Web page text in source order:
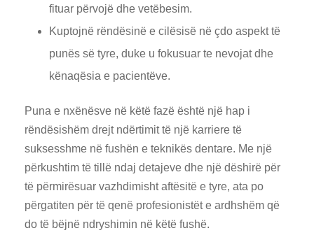
fituar përvojë dhe vetëbesim.
Kuptojnë rëndësinë e cilësisë në çdo aspekt të
punës së tyre, duke u fokusuar te nevojat dhe
kënaqësia e pacientëve.
Puna e nxënësve në këtë fazë është një hap i
rëndësishëm drejt ndërtimit të një karriere të
suksesshme në fushën e teknikës dentare. Me një
përkushtim të tillë ndaj detajeve dhe një dëshirë për
të përmirësuar vazhdimisht aftësitë e tyre, ata po
përgatiten për të qenë profesionistët e ardhshëm që
do të bëjnë ndryshimin në këtë fushë.